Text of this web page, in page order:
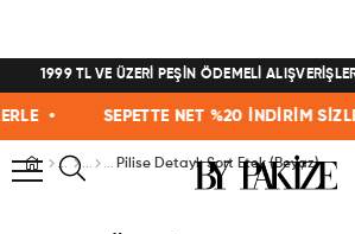
1999 TL VE ÜZERİ PEŞİN ÖDEMELİ
• SEPETTE NET %20 İNDİRİM
Pilise Detaylı Şort Etek (Beyaz)